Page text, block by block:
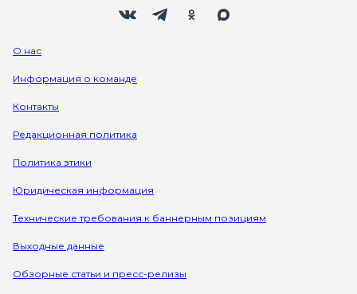
О нас
Информация о команде
Контакты
Редакционная политика
Политика этики
Юридическая информация
Технические требования к баннерным позициям
Выходные данные
Обзорные статьи и пресс-релизы